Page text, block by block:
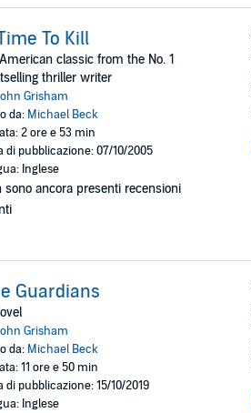
To Kill
classic from the No. 1
thriller writer
Grisham
da: Michael Beck
2 ore e 53 min
di pubblicazione: 07/10/2005
Inglese
sono ancora presenti recensioni
Guardians
Grisham
da: Michael Beck
11 ore e 50 min
di pubblicazione: 15/10/2019
Inglese